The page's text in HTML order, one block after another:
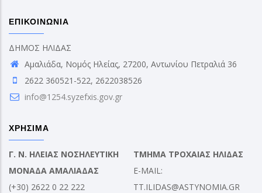
ΕΠΙΚΟΙΝΩΝΙΑ
ΔΗΜΟΣ ΗΛΙΔΑΣ
Αμαλιάδα, Νομός Ηλείας, 27200, Αντωνίου Πετραλιά 36
2622 360521-522, 2622038526
info@1254.syzefxis.gov.gr
ΧΡΗΣΙΜΑ
Γ. Ν. ΗΛΕΙΑΣ ΝΟΣΗΛΕΥΤΙΚΗ
ΜΟΝΑΔΑ ΑΜΑΛΙΑΔΑΣ
(+30) 2622 0 22 222
ΤΜΗΜΑ ΤΡΟΧΑΙΑΣ ΗΛΙΔΑΣ
E-MAIL:
TT.ILIDAS@ASTYNOMIA.GR